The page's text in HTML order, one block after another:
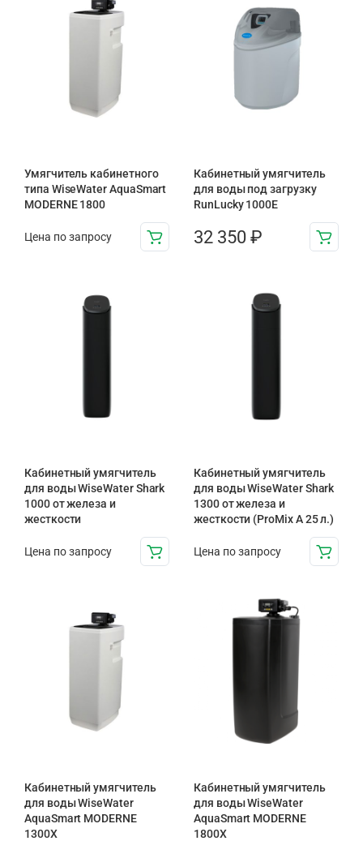
Умягчитель кабинетного
типа WiseWater AquaSmart
MODERNE 1800
Цена по запросу
Кабинетный умягчитель
для воды под загрузку
RunLucky 1000Е
32 350 ₽
Кабинетный умягчитель
для воды WiseWater Shark
1000 от железа и
жесткости
Цена по запросу
Кабинетный умягчитель
для воды WiseWater Shark
1300 от железа и
жесткости (ProMix A 25 л.)
Цена по запросу
Кабинетный умягчитель
для воды WiseWater
AquaSmart MODERNE
1300X
Кабинетный умягчитель
для воды WiseWater
AquaSmart MODERNE
1800X